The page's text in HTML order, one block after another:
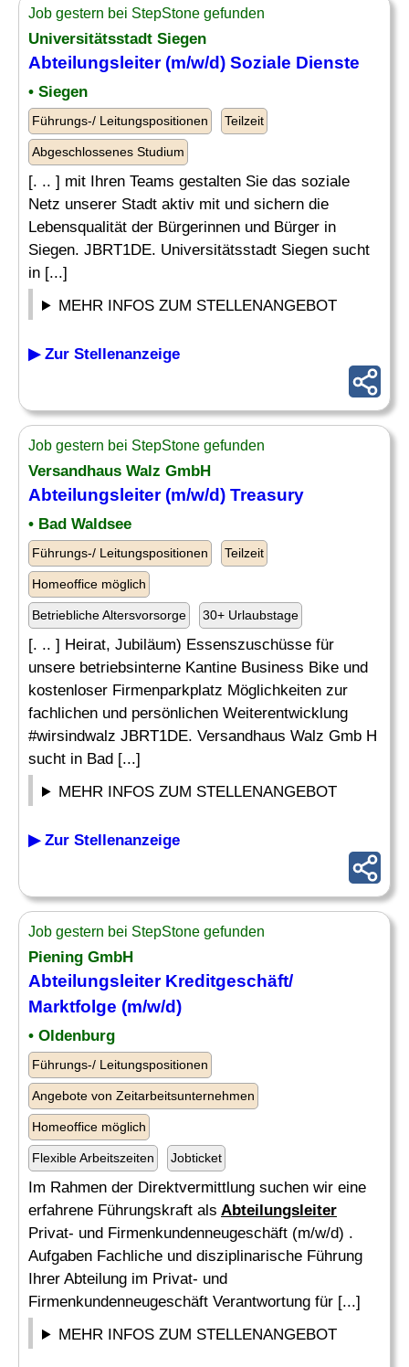
Job gestern bei StepStone gefunden
Universitätsstadt Siegen
Abteilungsleiter(m/w/d) Soziale Dienste
• Siegen
Führungs-/ Leitungspositionen Teilzeit
Abgeschlossenes Studium
[. .. ] mit Ihren Teams gestalten Sie das soziale
Netz unserer Stadt aktiv mit und sichern die
Lebensqualität der Bürgerinnen und Bürger in
Siegen. JBRT1DE. Universitätsstadt Siegen sucht
in [...]
MEHR INFOS ZUM STELLENANGEBOT
▶ Zur Stellenanzeige
Job gestern bei StepStone gefunden
Versandhaus Walz GmbH
Abteilungsleiter(m/w/d) Treasury
• Bad Waldsee
Führungs-/ Leitungspositionen Teilzeit
Homeoffice möglich
Betriebliche Altersvorsorge 30+ Urlaubstage
[. .. ] Heirat, Jubiläum) Essenszuschüsse für
unsere betriebsinterne Kantine Business Bike und
kostenloser Firmenparkplatz Möglichkeiten zur
fachlichen und persönlichen Weiterentwicklung
#wirsindwalz JBRT1DE. Versandhaus Walz Gmb H
sucht in Bad [...]
MEHR INFOS ZUM STELLENANGEBOT
▶ Zur Stellenanzeige
Job gestern bei StepStone gefunden
Piening GmbH
AbteilungsleiterKreditgeschäft/
Marktfolge (m/w/d)
• Oldenburg
Führungs-/ Leitungspositionen
Angebote von Zeitarbeitsunternehmen
Homeoffice möglich
Flexible Arbeitszeiten Jobticket
Im Rahmen der Direktvermittlung suchen wir eine
erfahrene Führungskraft als Abteilungsleiter
Privat- und Firmenkundenneugeschäft (m/w/d) .
Aufgaben Fachliche und disziplinarische Führung
Ihrer Abteilung im Privat- und
Firmenkundenneugeschäft Verantwortung für [...]
MEHR INFOS ZUM STELLENANGEBOT